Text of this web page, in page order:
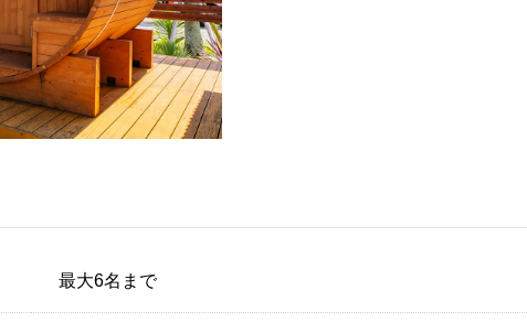
最大6名まで